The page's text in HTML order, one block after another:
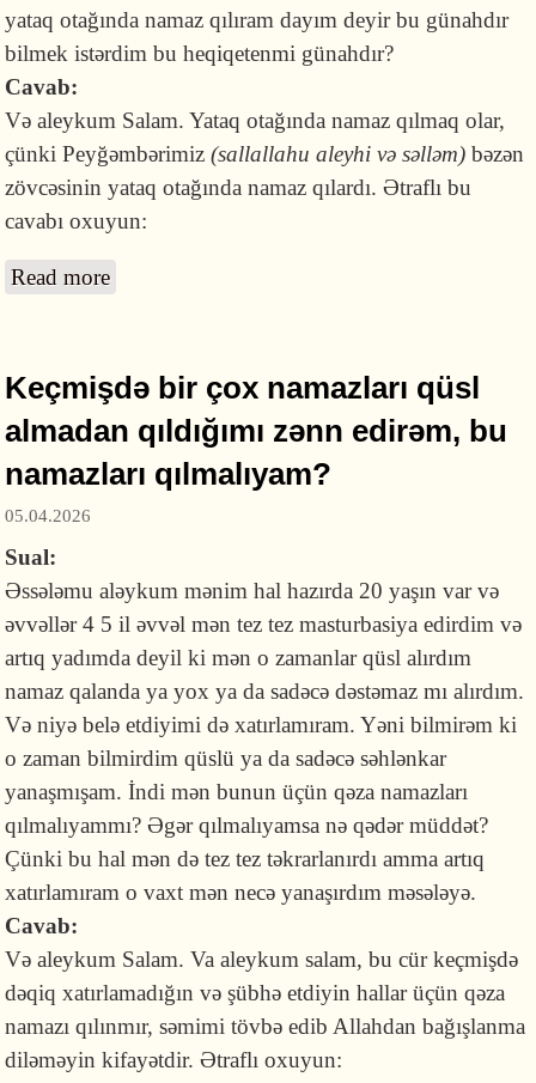
yataq otağında namaz qılıram dayım deyir bu günahdır
bilmek istərdim bu heqiqetenmi günahdır?
Cavab:
Və aleykum Salam. Yataq otağında namaz qılmaq olar,
çünki Peyğəmbərimiz(sallallahu aleyhi və səlləm) bəzən
zövcəsinin yataq otağında namaz qılardı. Ətraflı bu
cavabı oxuyun:
Read more
Keçmişdə bir çox namazları qüsl
almadan qıldığımı zənn edirəm, bu
namazları qılmalıyam?
05.04.2026
Sual:
Əssələmu aləykum mənim hal hazırda 20 yaşın var və
əvvəllər 4 5 il əvvəl mən tez tez masturbasiya edirdim və
artıq yadımda deyil ki mən o zamanlar qüsl alırdım
namaz qalanda ya yox ya da sadəcə dəstəmaz mı alırdım.
Və niyə belə etdiyimi də xatırlamıram. Yəni bilmirəm ki
o zaman bilmirdim qüslü ya da sadəcə səhlənkar
yanaşmışam. İndi mən bunun üçün qəza namazları
qılmalıyammı? Əgər qılmalıyamsa nə qədər müddət?
Çünki bu hal mən də tez tez təkrarlanırdı amma artıq
xatırlamıram o vaxt mən necə yanaşırdım məsələyə.
Cavab:
Və aleykum Salam. Va aleykum salam, bu cür keçmişdə
dəqiq xatırlamadığın və şübhə etdiyin hallar üçün qəza
namazı qılınmır, səmimi tövbə edib Allahdan bağışlanma
diləməyin kifayətdir. Ətraflı oxuyun: